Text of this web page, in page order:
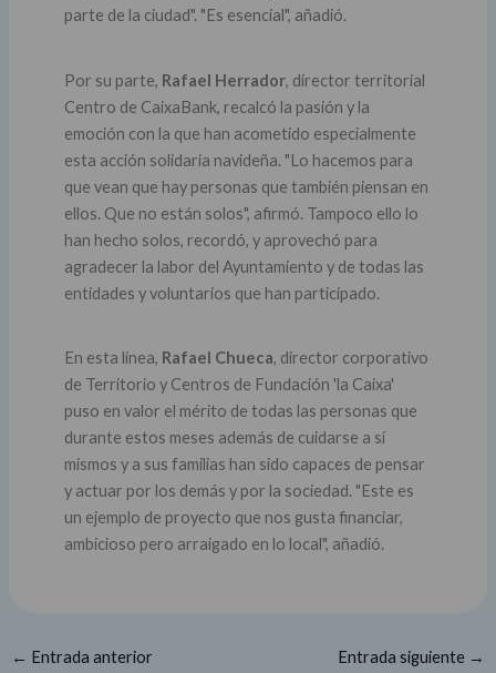
parte de la ciudad". "Es esencial", añadió.
Por su parte, Rafael Herrador, director territorial
Centro de CaixaBank, recalcó la pasión y la
emoción con la que han acometido especialmente
esta acción solidaria navideña. "Lo hacemos para
que vean que hay personas que también piensan en
ellos. Que no están solos", afirmó. Tampoco ello lo
han hecho solos, recordó, y aprovechó para
agradecer la labor del Ayuntamiento y de todas las
entidades y voluntarios que han participado.
En esta línea, Rafael Chueca, director corporativo
de Territorio y Centros de Fundación 'la Caixa'
puso en valor el mérito de todas las personas que
durante estos meses además de cuidarse a sí
mismos y a sus familias han sido capaces de pensar
y actuar por los demás y por la sociedad. "Este es
un ejemplo de proyecto que nos gusta financiar,
ambicioso pero arraigado en lo local", añadió.
← Entrada anterior Entrada siguiente →